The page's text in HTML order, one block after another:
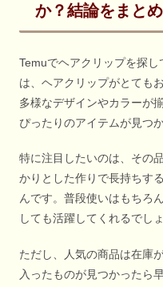
か？結論をまと
Temuでヘアクリップを探
は、ヘアクリップがとても
多様なデザインやカラーが
ぴったりのアイテムが見つ
特に注目したいのは、その
かりとした作りで長持ちす
んです。普段使いはもちろ
しても活躍してくれるでしょ
ただし、人気の商品は在庫
入ったものが見つかったら